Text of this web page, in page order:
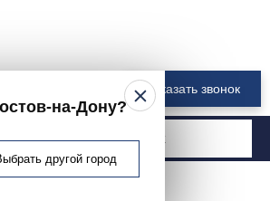
на-Дону?
другой город
Заказать звонок